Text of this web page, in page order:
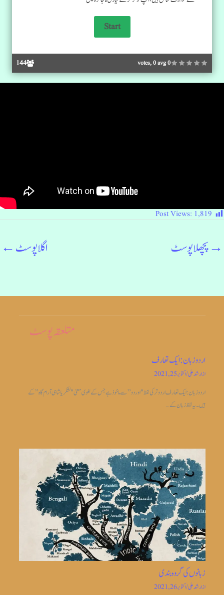
0 votes, 0 avg
144
Post Views: 1,819
→پچھلا پوسٹ اگلا پوسٹ←
متلعقہ پوسٹ
اردو زبان: ایک تعارف
ازارشد علی/اکتوبر 25, 2021
اردو زبان: ایک تعارف اردو ترکی لفظ "اوردو” سے ماخوذ ہے جس کے لغوی معنی "لشکریا شاہی آرام گاہ” کے
ہیں۔ یہ لفظ زبان کے…
زبانوں کی گروہ بندی
ازارشد علی/اکتوبر 26, 2021